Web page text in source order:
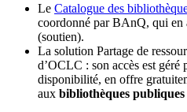
Le Catalogue des
coordonné par BAnQ, qui en
(soutien).
La solution Partage de
d’OCLC : son accès est
disponibilité, en offre
aux bibliothèques publiques